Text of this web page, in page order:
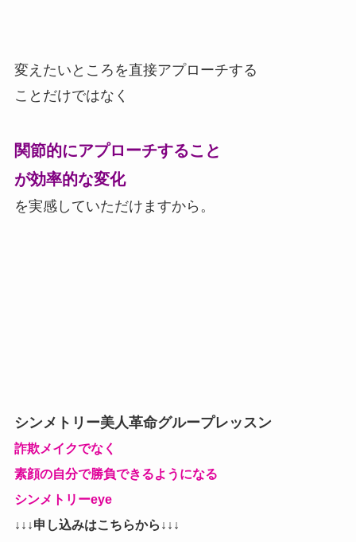
変えたいところを直接アプローチする
ことだけではなく
関節的にアプローチすること
が効率的な変化
を実感していただけますから。
シンメトリー美人革命グループレッスン
詐欺メイクでなく
素顔の自分で勝負できるようになる
シンメトリーeye
↓↓↓申し込みはこちらから↓↓↓